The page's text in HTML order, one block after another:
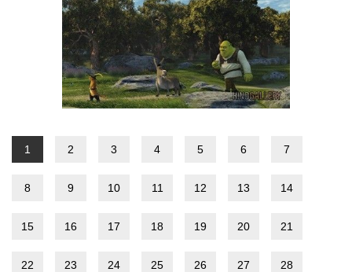
1 2 3 4 5 6 7
8 9 10 11 12 13 14
15 16 17 18 19 20 21
22 23 24 25 26 27 28